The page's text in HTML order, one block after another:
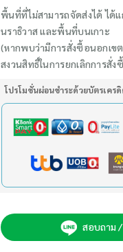
พื้นที่ที่ไม่สามารถจัดส่งได้ ได้
นราธิวาส และพื้นที่บนเกาะ
(หากพบว่ามีการสั่งซื้อนอกเข
สงวนสิทธิ์ในการยกเลิกการสั่ง
โปรโมชั่นผ่อนชำระด้วยบัตรเคร
สอบถาม